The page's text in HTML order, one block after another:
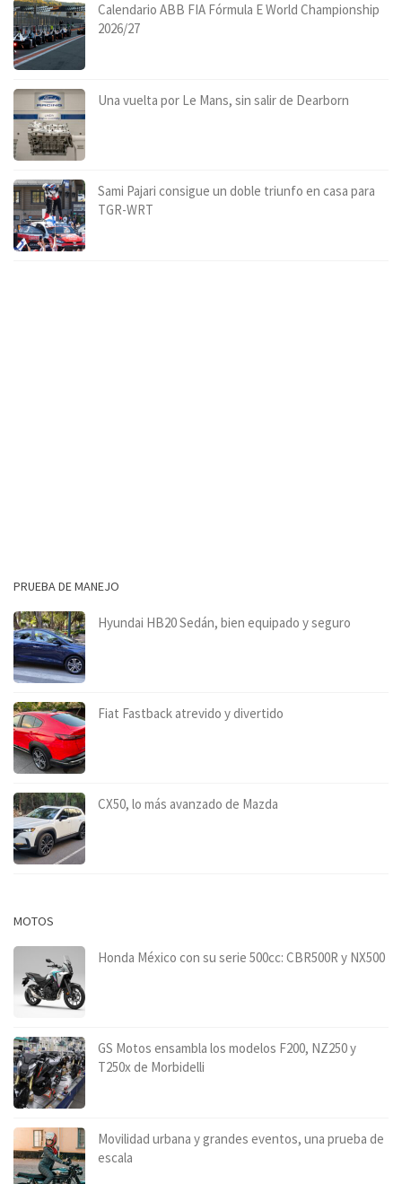
Calendario ABB FIA Fórmula E World Championship
2026/27
Una vuelta por Le Mans, sin salir de Dearborn
Sami Pajari consigue un doble triunfo en casa para
TGR-WRT
PRUEBA DE MANEJO
Hyundai HB20 Sedán, bien equipado y seguro
Fiat Fastback atrevido y divertido
CX50, lo más avanzado de Mazda
MOTOS
Honda México con su serie 500cc: CBR500R y NX500
GS Motos ensambla los modelos F200, NZ250 y
T250x de Morbidelli
Movilidad urbana y grandes eventos, una prueba de
escala